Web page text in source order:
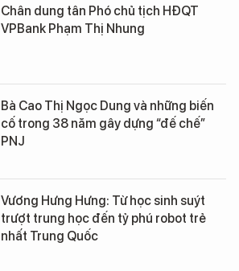
Chân dung tân Phó chủ tịch HĐQT
VPBank Phạm Thị Nhung
Bà Cao Thị Ngọc Dung và những biến
cố trong 38 năm gây dựng “đế chế”
PNJ
Vương Hưng Hưng: Từ học sinh suýt
trượt trung học đến tỷ phú robot trẻ
nhất Trung Quốc